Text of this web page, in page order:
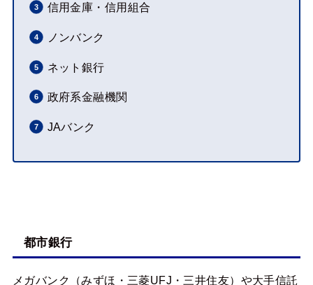
信用金庫・信用組合
ノンバンク
ネット銀行
政府系金融機関
JAバンク
都市銀行
メガバンク（みずほ・三菱UFJ・三井住友）や大手信託